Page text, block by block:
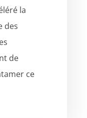
la
des
de
ce